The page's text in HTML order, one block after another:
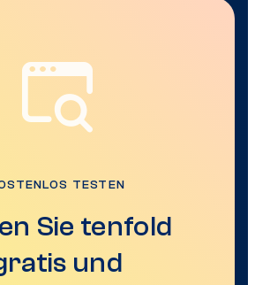
TESTEN
Sie tenfold
und